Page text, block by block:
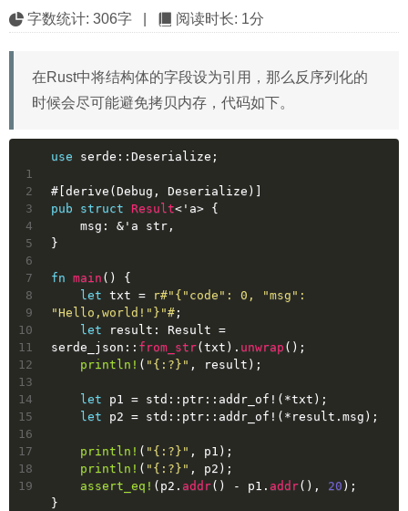
字数统计: 306字 阅读时长: 1分
在Rust中将结构体的字段设为引用，那么反序列化的
时候会尽可能避免拷贝内存，代码如下。
1
2
3
4
5
6
7
8
9
10
11
12
13
14
15
16
17
18
19
use serde::Deserialize;
#[derive(Debug, Deserialize)]
pub
struct Result< 'a> {
    msg: &
'a str ,
}
fn main () {
let txt =
r#"{"code": 0, "msg":
"Hello,world!"}"# ;
let
result : Result =
serde_json:: from_str(txt). unwrap ();
println! ( "{:?}" , result);
let p1 = std::ptr::addr_of!(*txt);
let
p2 = std::ptr::addr_of!(*result.msg);
println! ( "{:?}" , p1);
println! ( "{:?}" , p2);
assert_eq! (p2. addr() - p1. addr(), 20 );
}